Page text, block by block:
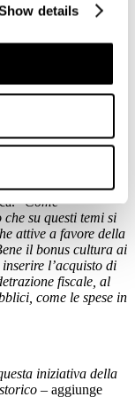
details
ai vantaggi
presenta
nostra capacità
una seria
Per non perdere
letteratura,
afferma Girolamo
“Come
su questi temi si
attive a favore della
il bonus cultura ai
l’acquisto di
fiscale, al
come le spese in
iniziativa della
– aggiunge